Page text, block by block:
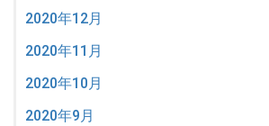
2020年12月
2020年11月
2020年10月
2020年9月